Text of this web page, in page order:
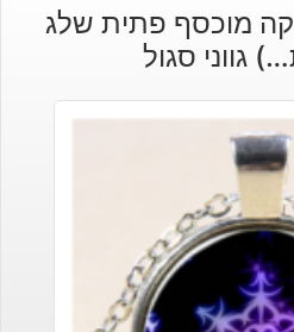
מוכסף פתית שלג
גווני סגול